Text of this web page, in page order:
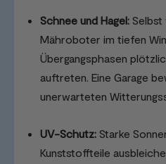
Schnee und Hagel: Selbst
Mähroboter im tiefen
Übergangsphasen
auftreten. Eine Garage
unerwarteten
UV-Schutz: Starke
Kunststoffteile